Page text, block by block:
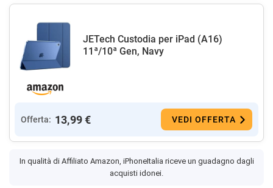
JETech Custodia per iPad (A16)
11ª/10ª Gen, Navy
Offerta: 13,99 € VEDI OFFERTA
In qualità di Affiliato Amazon, iPhoneItalia riceve un guadagno dagli
acquisti idonei.